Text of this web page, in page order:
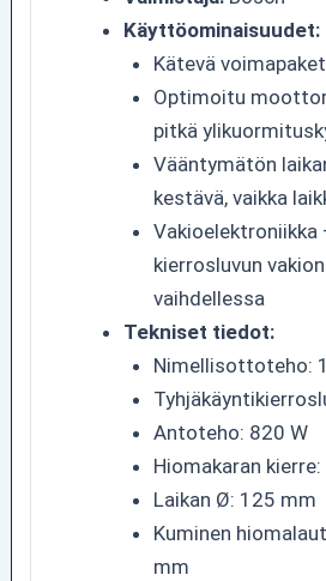
Käyttöominaisuudet:
Kätevä
Optimoitu
pitkä
Vääntymätön
kestävä, vaikka
Vakioelektroniikka
kierrosluvun
vaihdellessa
Tekniset tiedot:
Nimellisottoteho:
Antoteho: 820 W
Hiomakaran
Laikan Ø: 125 mm
Kuminen
mm